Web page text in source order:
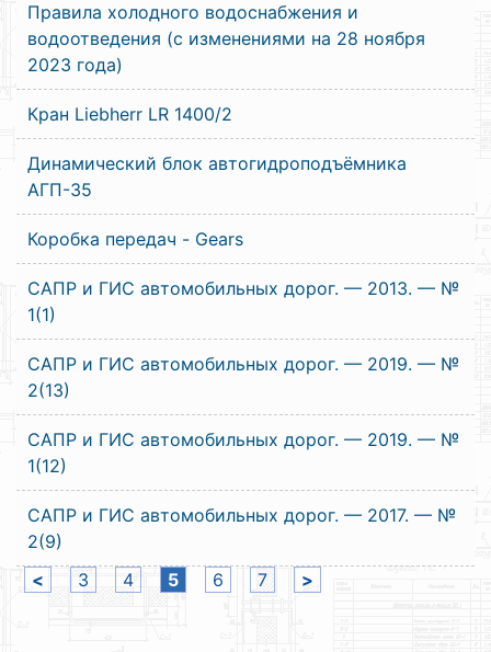
Правила холодного водоснабжения и
водоотведения (с изменениями на 28 ноября
2023 года)
Кран Liebherr LR 1400/2
Динамический блок автогидроподъёмника
АГП-35
Коробка передач - Gears
САПР и ГИС автомобильных дорог. — 2013. — №
1(1)
САПР и ГИС автомобильных дорог. — 2019. — №
2(13)
САПР и ГИС автомобильных дорог. — 2019. — №
1(12)
САПР и ГИС автомобильных дорог. — 2017. — №
2(9)
<
3 4 5 6 7 >